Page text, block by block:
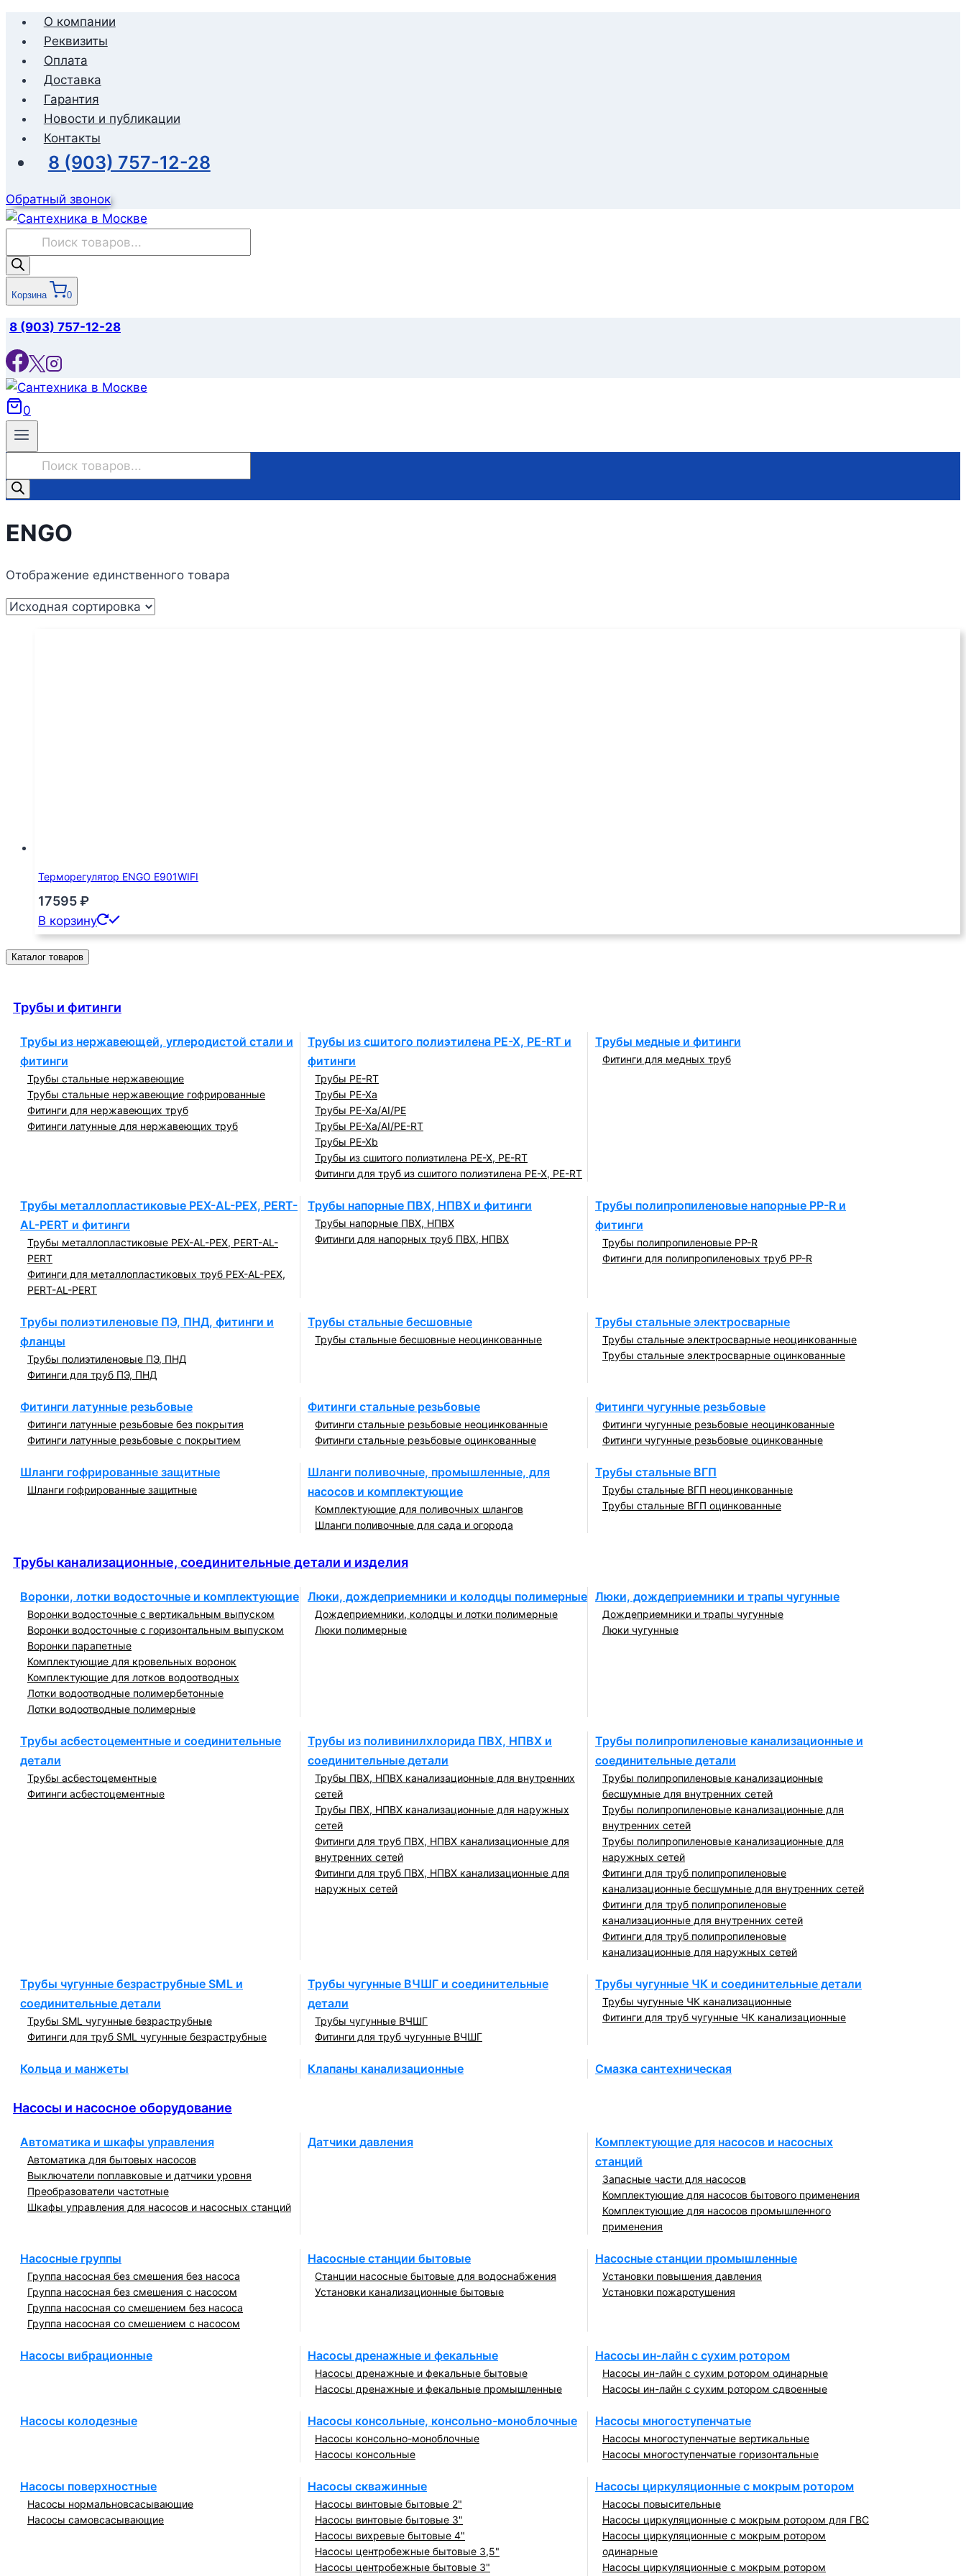
Перейти
содержимому
О компании
Реквизиты
Оплата
Доставка
Гарантия
Новости и публикации
Контакты
8 (903) 757-12-28
Обратный звонок
товаров
Корзина 0
8 (903) 757-12-28
0
товаров
ENGO
Отображение единственного товара
Терморегулятор ENGO E901WIFI
17595₽
В корзину
Каталог товаров
Трубы и фитинги
Трубы из нержавеющей, углеродистой стали и
фитинги
Трубы стальные нержавеющие
Трубы стальные нержавеющие гофрированные
Фитинги для нержавеющих труб
Фитинги латунные для нержавеющих труб
Трубы из сшитого полиэтилена PE-X, PE-RT и
фитинги
Трубы PE-RT
Трубы PE-Xa
Трубы PE-Xa/AI/PE
Трубы PE-Xa/AI/PE-RT
Трубы PE-Xb
Трубы из сшитого полиэтилена PE-X, PE-RT
Фитинги для труб из сшитого полиэтилена PE-X, PE-RT
Трубы медные и фитинги
Фитинги для медных труб
Трубы металлопластиковые PEX-AL-PEX, PERT-
AL-PERT и фитинги
Трубы металлопластиковые PEX-AL-PEX, PERT-AL-
PERT
Фитинги для металлопластиковых труб PEX-AL-PEX,
PERT-AL-PERT
Трубы напорные ПВХ, НПВХ и фитинги
Трубы напорные ПВХ, НПВХ
Фитинги для напорных труб ПВХ, НПВХ
Трубы полипропиленовые напорные PP-R и
фитинги
Трубы полипропиленовые PP-R
Фитинги для полипропиленовых труб PP-R
Трубы полиэтиленовые ПЭ, ПНД, фитинги и
фланцы
Трубы полиэтиленовые ПЭ, ПНД
Фитинги для труб ПЭ, ПНД
Трубы стальные бесшовные
Трубы стальные бесшовные неоцинкованные
Трубы стальные электросварные
Трубы стальные электросварные неоцинкованные
Трубы стальные электросварные оцинкованные
Фитинги латунные резьбовые
Фитинги латунные резьбовые без покрытия
Фитинги латунные резьбовые с покрытием
Фитинги стальные резьбовые
Фитинги стальные резьбовые неоцинкованные
Фитинги стальные резьбовые оцинкованные
Фитинги чугунные резьбовые
Фитинги чугунные резьбовые неоцинкованные
Фитинги чугунные резьбовые оцинкованные
Шланги гофрированные защитные
Шланги гофрированные защитные
Шланги поливочные, промышленные, для
насосов и комплектующие
Комплектующие для поливочных шлангов
Шланги поливочные для сада и огорода
Трубы стальные ВГП
Трубы стальные ВГП неоцинкованные
Трубы стальные ВГП оцинкованные
Трубы канализационные, соединительные детали и изделия
Воронки, лотки водосточные и комплектующие
Воронки водосточные с вертикальным выпуском
Воронки водосточные с горизонтальным выпуском
Воронки парапетные
Комплектующие для кровельных воронок
Комплектующие для лотков водоотводных
Лотки водоотводные полимербетонные
Лотки водоотводные полимерные
Люки, дождеприемники и колодцы полимерные
Дождеприемники, колодцы и лотки полимерные
Люки полимерные
Люки, дождеприемники и трапы чугунные
Дождеприемники и трапы чугунные
Люки чугунные
Трубы асбестоцементные и соединительные
детали
Трубы асбестоцементные
Фитинги асбестоцементные
Трубы из поливинилхлорида ПВХ, НПВХ и
соединительные детали
Трубы ПВХ, НПВХ канализационные для внутренних
сетей
Трубы ПВХ, НПВХ канализационные для наружных
сетей
Фитинги для труб ПВХ, НПВХ канализационные для
внутренних сетей
Фитинги для труб ПВХ, НПВХ канализационные для
наружных сетей
Трубы полипропиленовые канализационные и
соединительные детали
Трубы полипропиленовые канализационные
бесшумные для внутренних сетей
Трубы полипропиленовые канализационные для
внутренних сетей
Трубы полипропиленовые канализационные для
наружных сетей
Фитинги для труб полипропиленовые
канализационные бесшумные для внутренних сетей
Фитинги для труб полипропиленовые
канализационные для внутренних сетей
Фитинги для труб полипропиленовые
канализационные для наружных сетей
Трубы чугунные безраструбные SML и
соединительные детали
Трубы SML чугунные безраструбные
Фитинги для труб SML чугунные безраструбные
Трубы чугунные ВЧШГ и соединительные
детали
Трубы чугунные ВЧШГ
Фитинги для труб чугунные ВЧШГ
Трубы чугунные ЧК и соединительные детали
Трубы чугунные ЧК канализационные
Фитинги для труб чугунные ЧК канализационные
Кольца и манжеты Клапаны канализационные
Смазка сантехническая
Насосы и насосное оборудование
Автоматика и шкафы управления
Автоматика для бытовых насосов
Выключатели поплавковые и датчики уровня
Преобразователи частотные
Шкафы управления для насосов и насосных станций
Датчики давления
Комплектующие для насосов и насосных
станций
Запасные части для насосов
Комплектующие для насосов бытового применения
Комплектующие для насосов промышленного
применения
Насосные группы
Группа насосная без смешения без насоса
Группа насосная без смешения с насосом
Группа насосная со смешением без насоса
Группа насосная со смешением с насосом
Насосные станции бытовые
Станции насосные бытовые для водоснабжения
Установки канализационные бытовые
Насосные станции промышленные
Установки повышения давления
Установки пожаротушения
Насосы вибрационные Насосы дренажные и фекальные
Насосы дренажные и фекальные бытовые
Насосы дренажные и фекальные промышленные
Насосы ин-лайн с сухим ротором
Насосы ин-лайн с сухим ротором одинарные
Насосы ин-лайн с сухим ротором сдвоенные
Насосы колодезные Насосы консольные, консольно-моноблочные
Насосы консольно-моноблочные
Насосы консольные
Насосы многоступенчатые
Насосы многоступенчатые вертикальные
Насосы многоступенчатые горизонтальные
Насосы поверхностные
Насосы нормальновсасывающие
Насосы самовсасывающие
Насосы скважинные
Насосы винтовые бытовые 2"
Насосы винтовые бытовые 3"
Насосы вихревые бытовые 4"
Насосы центробежные бытовые 3,5"
Насосы центробежные бытовые 3"
Насосы циркуляционные с мокрым ротором
Насосы повысительные
Насосы циркуляционные с мокрым ротором для ГВС
Насосы циркуляционные с мокрым ротором
одинарные
Насосы циркуляционные с мокрым ротором